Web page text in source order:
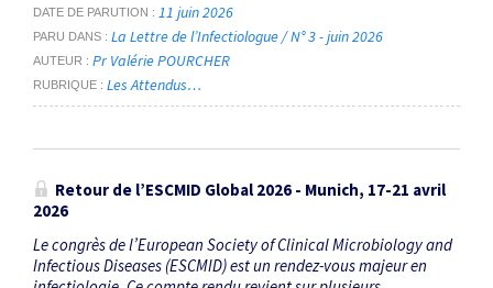
DATE DE PARUTION 11 juin 2026
PARU DANS La Lettre de l’Infectiologue / N° 3 - juin 2026
AUTEUR Pr Valérie POURCHER
RUBRIQUE Les Attendus…
Retour de l’ESCMID Global 2026 - Munich, 17-21 avril
2026
Le congrès de l’European Society of Clinical Microbiology and
Infectious Diseases (ESCMID) est un rendez-vous majeur en